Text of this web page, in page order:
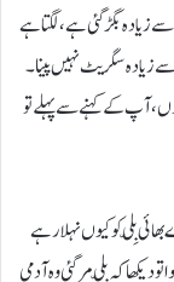
بگڑ گئی ہے، لگتا ہے
زیادہ سگریٹ نہیں پینا۔
آپ کے کہنے سے پہلے تو
بِلّی کو کیوں نہلا رہے
دیکھا کہ بِلّی مر گئی وہ آدمی